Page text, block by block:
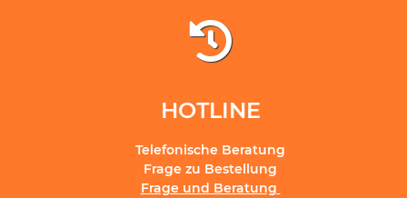
HOTLINE
Telefonische Beratung
Frage zu Bestellung
Frage und Beratung